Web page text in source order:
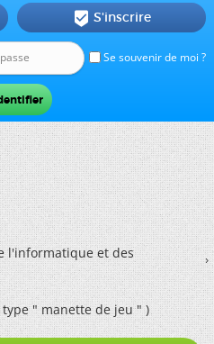
Se souvenir de moi ?
 S'inscrire
l'informatique et des
" manette de jeu " )